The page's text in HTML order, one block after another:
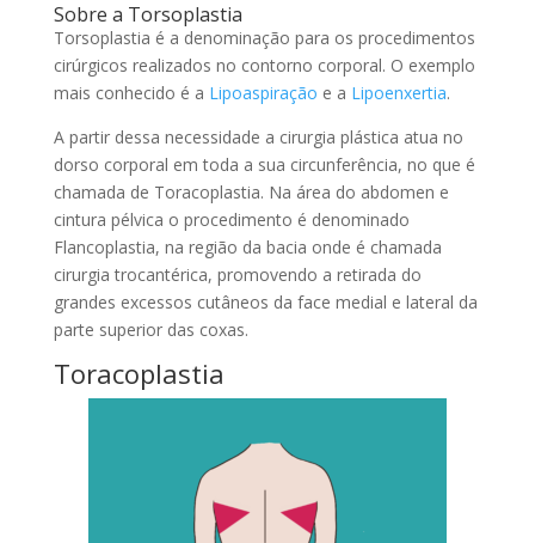
Sobre a Torsoplastia
Torsoplastia é a denominação para os procedimentos
cirúrgicos realizados no contorno corporal. O exemplo
mais conhecido é a Lipoaspiração e a Lipoenxertia.
A partir dessa necessidade a cirurgia plástica atua no
dorso corporal em toda a sua circunferência, no que é
chamada de Toracoplastia. Na área do abdomen e
cintura pélvica o procedimento é denominado
Flancoplastia, na região da bacia onde é chamada
cirurgia trocantérica, promovendo a retirada do
grandes excessos cutâneos da face medial e lateral da
parte superior das coxas.
Toracoplastia